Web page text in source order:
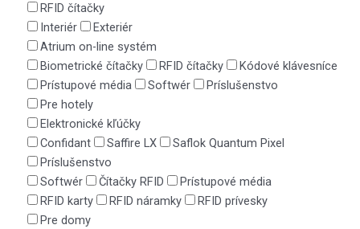
RFID čítačky
Interiér
Exteriér
Atrium on-line systém
Biometrické čítačky
RFID čítačky
Kódové klávesníce
Prístupové média
Softwér
Príslušenstvo
Pre hotely
Elektronické kľúčky
Confidant
Saffire LX
Saflok Quantum Pixel
Príslušenstvo
Softwér
Čítačky RFID
Prístupové média
RFID karty
RFID náramky
RFID prívesky
Pre domy